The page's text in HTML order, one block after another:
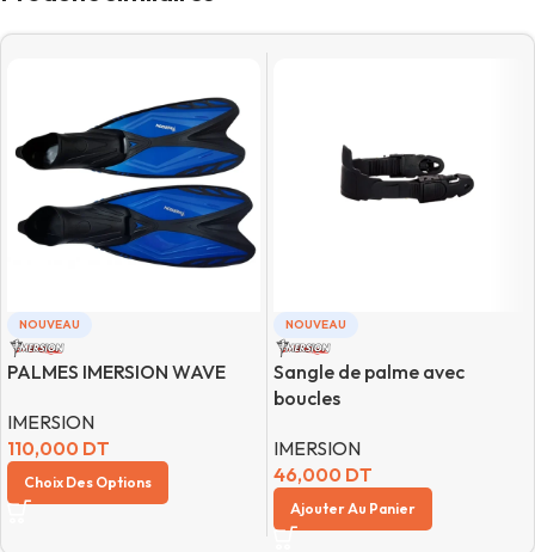
NOUVEAU
PALMES IMERSION WAVE
IMERSION
110,000 DT
Choix Des Options
NOUVEAU
Sangle de palme avec
boucles
IMERSION
46,000 DT
Ajouter Au Panier